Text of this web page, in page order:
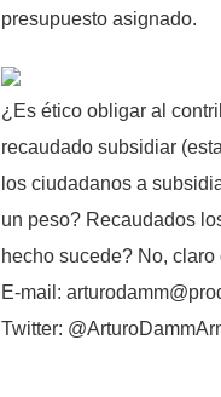
presupuesto asignado.
¿Es ético obligar al
recaudado subsidiar
los ciudadanos a
un peso? Recaudados
hecho sucede? No,
E-mail:
Twitter: